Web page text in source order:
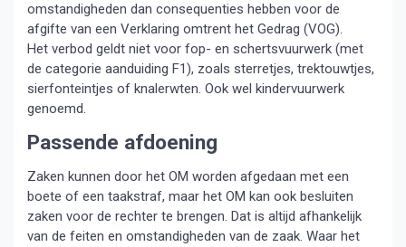
omstandigheden dan consequenties hebben voor de
afgifte van een Verklaring omtrent het Gedrag (VOG).
Het verbod geldt niet voor fop- en schertsvuurwerk (met
de categorie aanduiding F1), zoals sterretjes, trektouwtjes,
sierfonteintjes of knalerwten. Ook wel kindervuurwerk
genoemd.
Passende afdoening
Zaken kunnen door het OM worden afgedaan met een
boete of een taakstraf, maar het OM kan ook besluiten
zaken voor de rechter te brengen. Dat is altijd afhankelijk
van de feiten en omstandigheden van de zaak. Waar het